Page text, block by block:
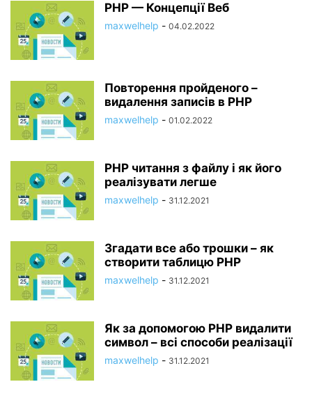
PHP — Концепції Веб
maxwelhelp - 04.02.2022
Повторення пройденого –
видалення записів в PHP
maxwelhelp - 01.02.2022
PHP читання з файлу і як його
реалізувати легше
maxwelhelp - 31.12.2021
Згадати все або трошки – як
створити таблицю PHP
maxwelhelp - 31.12.2021
Як за допомогою PHP видалити
символ – всі способи реалізації
maxwelhelp - 31.12.2021